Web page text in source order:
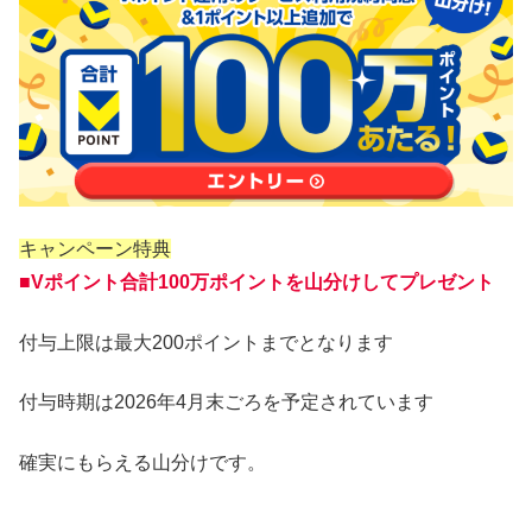
キャンペーン特典
■Vポイント合計100万ポイントを山分けしてプレゼント
付与上限は最大200ポイントまでとなります
付与時期は2026年4月末ごろを予定されています
確実にもらえる山分けです。